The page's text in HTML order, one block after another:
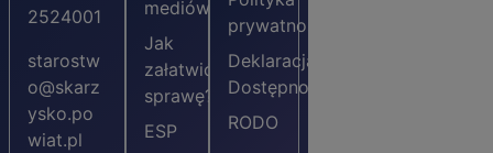
2524001
starostw
o@skarz
ysko.po
wiat.pl
mediów
Jak
załatwić
sprawę?
ESP
prywatności
Deklaracja
Dostępności
RODO